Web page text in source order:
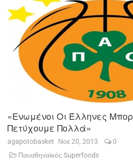
«Ενωμένοι Οι Έλληνες
Πετύχουμε Πολλά»
agapotobasket Νοε 20, 2013
0
Παναθηναϊκός Superfoods